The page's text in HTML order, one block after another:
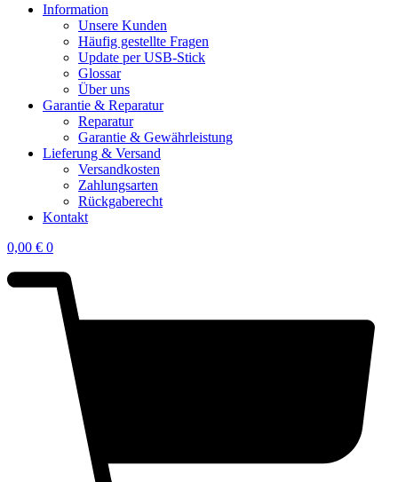
Information
Unsere Kunden
Häufig gestellte Fragen
Update per USB-Stick
Glossar
Über uns
Garantie & Reparatur
Reparatur
Garantie & Gewährleistung
Lieferung & Versand
Versandkosten
Zahlungsarten
Rückgaberecht
Kontakt
0,00 € 0